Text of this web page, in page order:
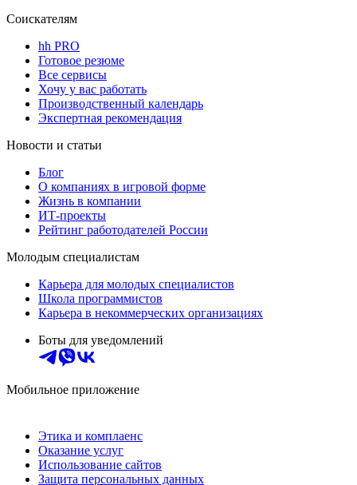
Соискателям
hh PRO
Готовое резюме
Все сервисы
Хочу у вас работать
Производственный календарь
Экспертная рекомендация
Новости и статьи
Блог
О компаниях в игровой форме
Жизнь в компании
ИТ-проекты
Рейтинг работодателей России
Молодым специалистам
Карьера для молодых специалистов
Школа программистов
Карьера в некоммерческих организациях
Боты для уведомлений
Мобильное приложение
Этика и комплаенс
Оказание услуг
Использование сайтов
Защита персональных данных